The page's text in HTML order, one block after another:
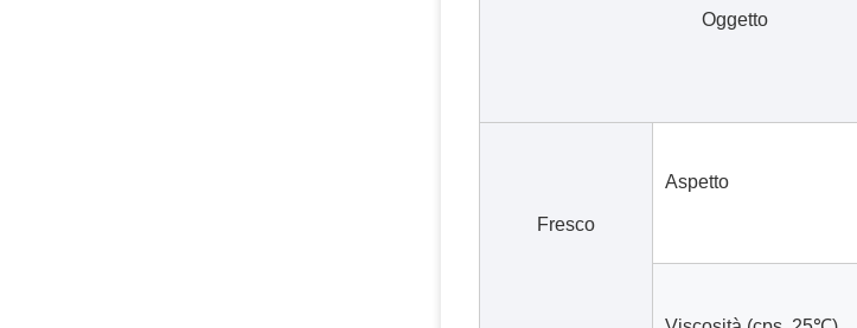
Oggetto
Fresco
Aspetto